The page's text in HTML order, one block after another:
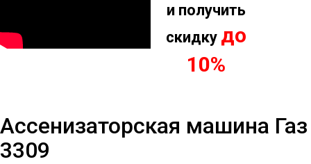
и получить
скидку до
10%
Ассенизаторская машина Газ
3309